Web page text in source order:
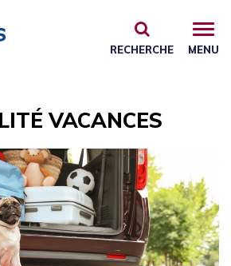
MENU
RECHERCHE
VACANCES